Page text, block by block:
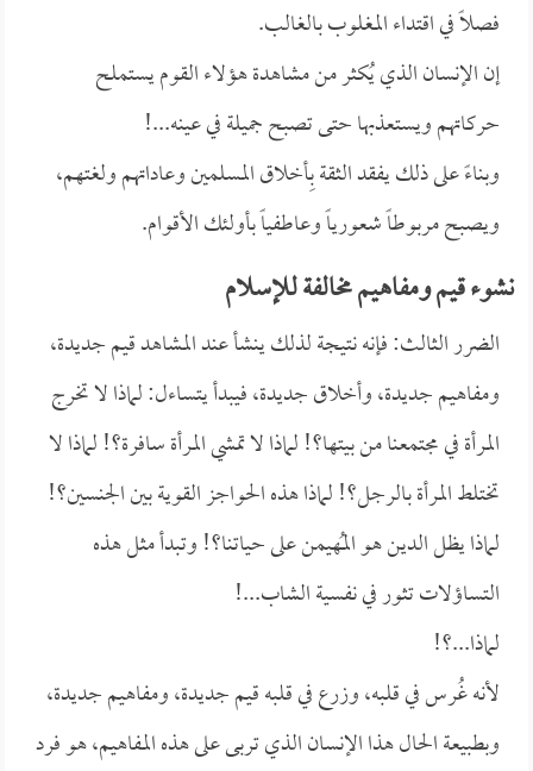
فصلاً في اقتداء المغلوب بالغالب.
إن الإنسان الذي يُكثر من مشاهدة هؤلاء القوم يستملح
حركاتهم ويستعذبها حتى تصبح جميلة في عينه...!
وبناءً على ذلك يفقد الثقة بِأخلاق المسلمين وعاداتهم ولغتهم،
ويصبح مربوطاً شعورياً وعاطفياً بأولئك الأقوام.
نشوء قيم ومفاهيم مخالفة للإسلام
الضرر الثالث: فإنه نتيجة لذلك ينشأ عند المشاهد قيم جديدة،
ومفاهيم جديدة، وأخلاق جديدة، فيبدأ يتساءل: لماذا لا تخرج
المرأة في مجتمعنا من بيتها؟! لماذا لا تمشي المرأة سافرة؟! لماذا لا
تختلط المرأة بالرجل؟! لماذا هذه الحواجز القوية بين الجنسين؟!
لماذا يظل الدين هو المُهيمن على حياتنا؟! وتبدأ مثل هذه
التساؤلات تثور في نفسية الشاب...!
لماذا...؟!
لأنه غُرس في قلبه، وزرع في قلبه قيم جديدة، ومفاهيم جديدة،
وبطبيعة الحال هذا الإنسان الذي تربى على هذه المفاهيم، هو فرد